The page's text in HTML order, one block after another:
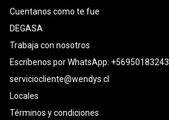
Cuentanos como te fue
DEGASA
Trabaja con nosotros
Escríbenos por WhatsApp: +56950183243
serviciocliente@wendys.cl
Locales
Términos y condiciones